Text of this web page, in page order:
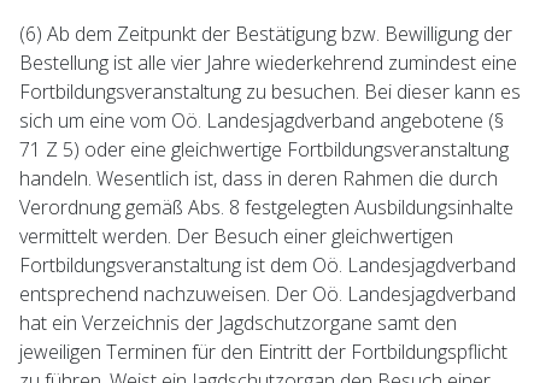
(6) Ab dem Zeitpunkt der Bestätigung bzw. Bewilligung der
Bestellung ist alle vier Jahre wiederkehrend zumindest eine
Fortbildungsveranstaltung zu besuchen. Bei dieser kann es
sich um eine vom Oö. Landesjagdverband angebotene (§
71 Z 5) oder eine gleichwertige Fortbildungsveranstaltung
handeln. Wesentlich ist, dass in deren Rahmen die durch
Verordnung gemäß Abs. 8 festgelegten Ausbildungsinhalte
vermittelt werden. Der Besuch einer gleichwertigen
Fortbildungsveranstaltung ist dem Oö. Landesjagdverband
entsprechend nachzuweisen. Der Oö. Landesjagdverband
hat ein Verzeichnis der Jagdschutzorgane samt den
jeweiligen Terminen für den Eintritt der Fortbildungspflicht